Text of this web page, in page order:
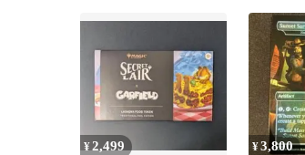
¥2,499 ¥3,800